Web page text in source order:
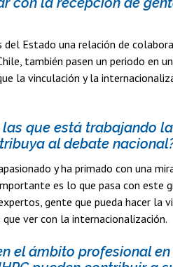
del Estado una relación de
también pasen un periodo en
la vinculación y la
que está trabajando
al debate
y ha primado con una
es lo que pasa con
gente que pueda hacer
ver con la internacionalización.
el ámbito profesional